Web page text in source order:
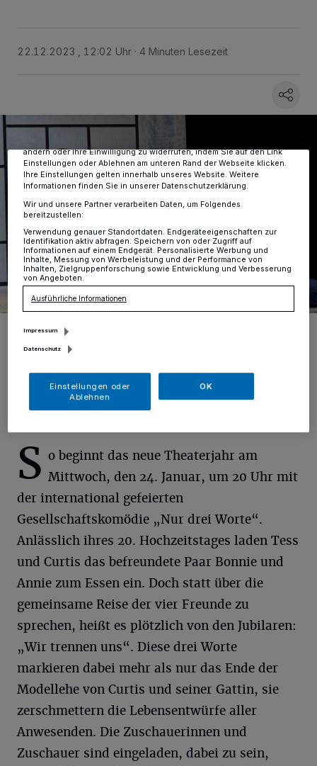
22.12.2023 , 12:02 Uhr 4 Minuten Lesezeit
Das städtische Kulturprogramm startet am Mittwoch, den 24. Januar,
um 20 Uhr mit der international gefeierten Gesellschaftskomödie
„Nur drei Worte“ ins neue Jahr.
S o beginnt das neue Theaterjahr am
Mittwoch, den 24. Januar, um 20 Uhr mit
der international gefeierten
Gesellschaftskomödie „Nur drei Worte“.
Anlässlich ihres 20. Hochzeitstages laden Tess
und Curtis das befreundete Paar Bonnie und
Annie zum Essen ein. Doch statt über die
gemeinsame Reise der vier Freunde zu
sprechen, heißt es plötzlich von den Jubilaren:
„Wir trennen uns“. Diese drei Worte
markieren dabei mehr als nur das Ende der
Modellehe von Curtis und seiner Gattin, sie
zerschmettern die Lebensentwürfe aller
Anwesenden. Die Zuschauerinnen und
Zuschauer sind eingeladen, dabei zu sein,
Anzeigen möglicherweise nicht mehr so relevant für Sie. Sie können
ändern oder Ihre Einwilligung zu widerrufen, indem Sie auf den Link
Einstellungen oder Ablehnen am unteren Rand der Webseite klicken.
Ihre Einstellungen gelten innerhalb unseres Website. Weitere
Informationen finden Sie in unserer Datenschutzerklärung.
Wir und unsere Partner verarbeiten Daten, um Folgendes
bereitzustellen:
Verwendung genauer Standortdaten. Endgeräteeigenschaften zur
Identifikation aktiv abfragen. Speichern von oder Zugriff auf
Informationen auf einem Endgerät. Personalisierte Werbung und
Inhalte, Messung von Werbeleistung und der Performance von
Inhalten, Zielgruppenforschung sowie Entwicklung und Verbesserung
von Angeboten.
Ausführliche Informationen
Impressum
Datenschutz
Einstellungen oder
Ablehnen
OK